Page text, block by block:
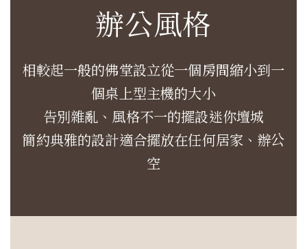
辦公風格
相較起一般的佛堂設立從一個房間縮小到一
個桌上型主機的大小
告別雜亂、風格不一的擺設迷你壇城
簡約典雅的設計適合擺放在任何居家、辦公
空